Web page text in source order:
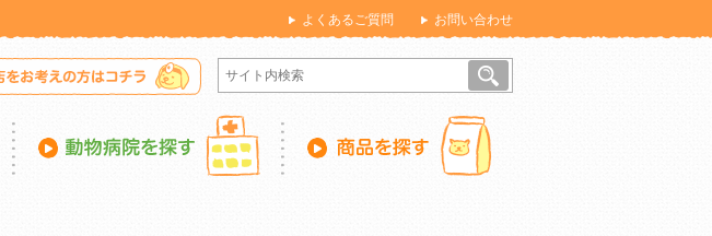
よくあるご質問 お問い合わせ